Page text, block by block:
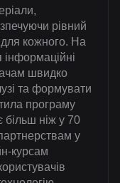
рівний
кожного. На
інформаційні
швидко
та формувати
програму
більш ніж у 70
у
курсам